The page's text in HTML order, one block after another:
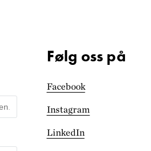
Følg oss på
Facebook
Instagram
LinkedIn